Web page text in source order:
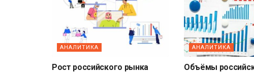
АНАЛИТИКА
Рост российского рынка
АНАЛИТИКА
Объёмы